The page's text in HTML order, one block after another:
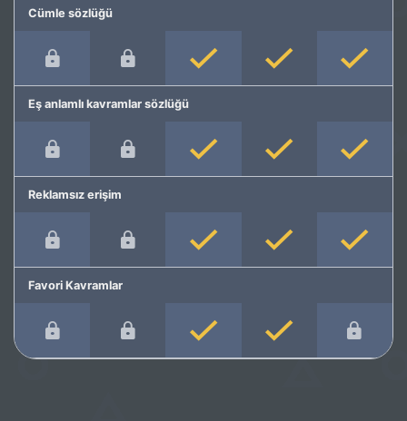
Cümle sözlüğü
Eş anlamlı kavramlar sözlüğü
Reklamsız erişim
Favori Kavramlar